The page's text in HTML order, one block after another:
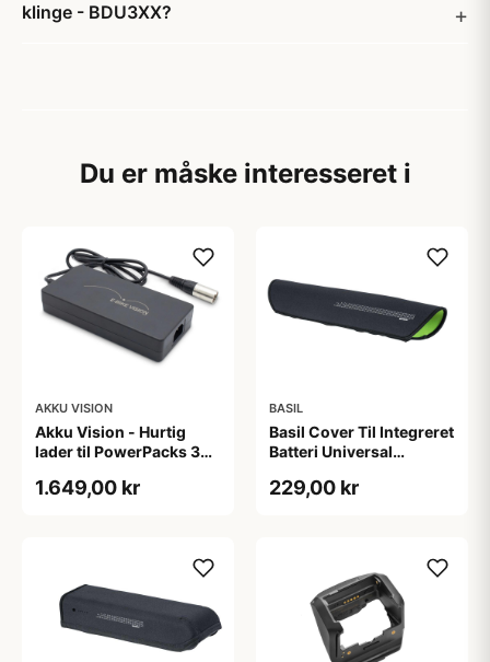
klinge - BDU3XX?
Du er måske interesseret i
AKKU VISION
Akku Vision - Hurtig
lader til PowerPacks 36V
1.649,00 kr
BASIL
Basil Cover Til Integreret
Batteri Universal
229,00 kr